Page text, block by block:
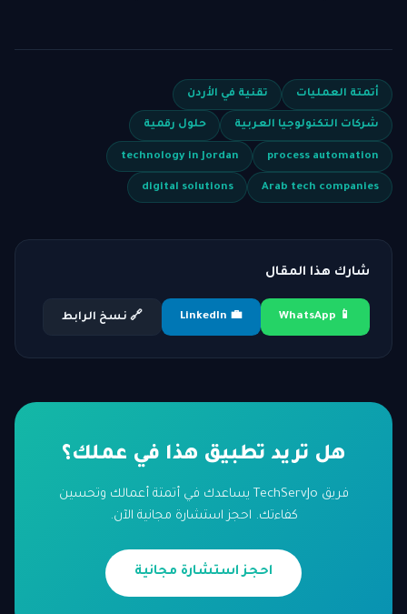
أتمتة العمليات تقنية في الأردن
شركات التكنولوجيا العربية حلول رقمية
process automation
technology in Jordan
Arab tech companies
digital solutions
شارك هذا المقال
📱 WhatsApp
💼 LinkedIn 🔗 نسخ الرابط
هل تريد تطبيق هذا في عملك؟
فريق TechServJo يساعدك في أتمتة أعمالك وتحسين
كفاءتك. احجز استشارة مجانية الآن.
احجز استشارة مجانية